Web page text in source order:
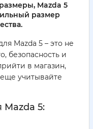
Mazda 5
размер
Mazda 5 – это не
безопасность и
в магазин,
учитывайте
5: